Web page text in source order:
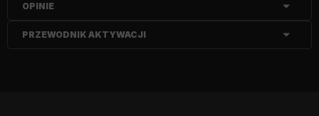
OPINIE
PRZEWODNIK AKTYWACJI